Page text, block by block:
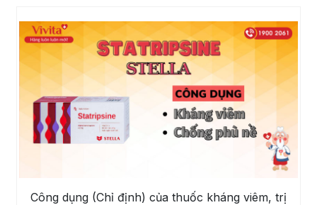
Công dụng (Chỉ định) của thuốc kháng viêm, trị